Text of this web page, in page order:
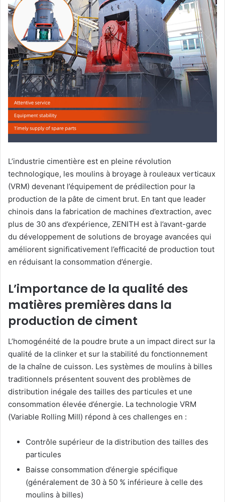
L’industrie cimentière est en pleine révolution
technologique, les moulins à broyage à rouleaux verticaux
(VRM) devenant l’équipement de prédilection pour la
production de la pâte de ciment brut. En tant que leader
chinois dans la fabrication de machines d’extraction, avec
plus de 30 ans d’expérience, ZENITH est à l’avant-garde
du développement de solutions de broyage avancées qui
améliorent significativement l’efficacité de production tout
en réduisant la consommation d’énergie.
L’importance de la qualité des
matières premières dans la
production de ciment
L’homogénéité de la poudre brute a un impact direct sur la
qualité de la clinker et sur la stabilité du fonctionnement
de la chaîne de cuisson. Les systèmes de moulins à billes
traditionnels présentent souvent des problèmes de
distribution inégale des tailles des particules et une
consommation élevée d’énergie. La technologie VRM
(Variable Rolling Mill) répond à ces challenges en :
Contrôle supérieur de la distribution des tailles des
particules
Baisse consommation d’énergie spécifique
(généralement de 30 à 50 % inférieure à celle des
moulins à billes)